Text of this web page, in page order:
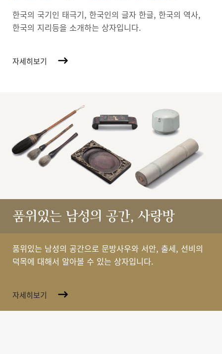
한국의 국기인 태극기, 한국인의 글자 한글, 한국의 역사,
한국의 지리등을 소개하는 상자입니다.
자세히보기
품위있는 남성의 공간, 사랑방
품위있는 남성의 공간으로 문방사우와 서안, 출세, 선비의
덕목에 대해서 알아볼 수 있는 상자입니다.
자세히보기